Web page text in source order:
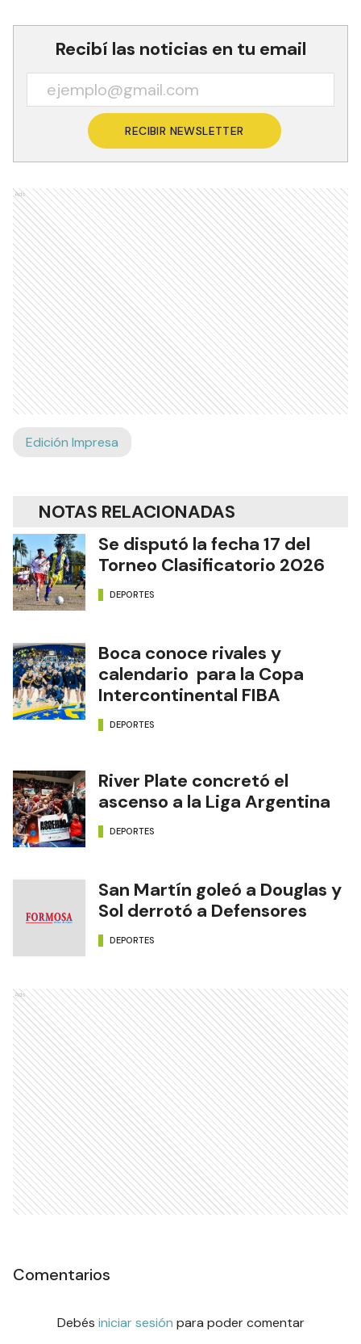
Recibí las noticias en tu email
RECIBIR NEWSLETTER
Ads
Edición Impresa
NOTAS RELACIONADAS
Se disputó la fecha 17 del
Torneo Clasificatorio 2026
DEPORTES
Boca conoce rivales y
calendario para la Copa
Intercontinental FIBA
DEPORTES
River Plate concretó el
ascenso a la Liga Argentina
DEPORTES
San Martín goleó a Douglas y
Sol derrotó a Defensores
DEPORTES
Ads
Comentarios
Debés iniciar sesión para poder comentar